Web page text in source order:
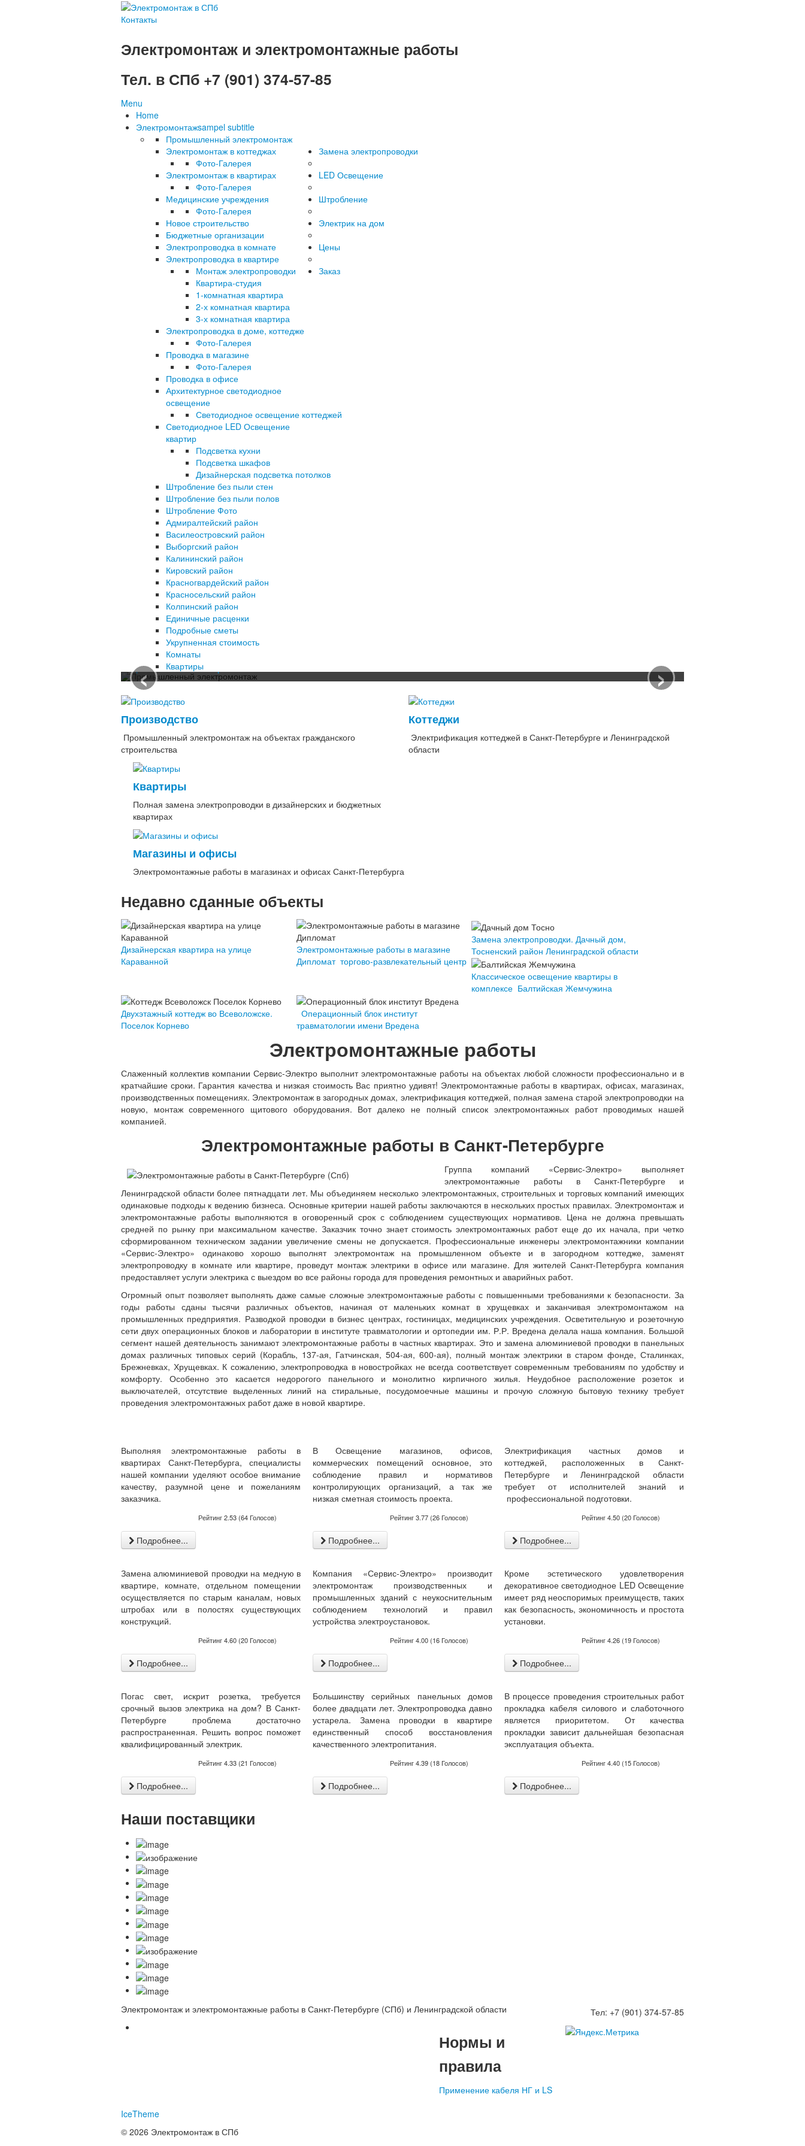
Контакты
Электромонтаж и электромонтажные работы
Тел. в СПб +7 (901) 374-57-85
Menu
Home
Электромонтажsampel subtitle
Промышленный электромонтаж
Электромонтаж в коттеджах
Фото-Галерея
Электромонтаж в квартирах
Фото-Галерея
Медицинские учреждения
Фото-Галерея
Новое строительство
Бюджетные организации
Замена электропроводки
Электропроводка в комнате
Электропроводка в квартире
Монтаж электропроводки
Квартира-студия
1-комнатная квартира
2-х комнатная квартира
3-х комнатная квартира
Электропроводка в доме, коттедже
Фото-Галерея
Проводка в магазине
Фото-Галерея
Проводка в офисе
LED Освещение
Архитектурное светодиодное
освещение
Светодиодное освещение коттеджей
Светодиодное LED Освещение
квартир
Подсветка кухни
Подсветка шкафов
Дизайнерская подсветка потолков
Штробление
Штробление без пыли стен
Штробление без пыли полов
Штробление Фото
Электрик на дом
Адмиралтейский район
Василеостровский район
Выборгский район
Калининский район
Кировский район
Красногвардейский район
Красносельский район
Колпинский район
Цены
Единичные расценки
Подробные сметы
Укрупненная стоимость
Комнаты
Квартиры
Заказ
Промышленный электромонтаж
‹ ›
Производство
Промышленный электромонтаж на объектах гражданского
строительства
Коттеджи
Электрификация коттеджей в Санкт-Петербурге и Ленинградской
области
Квартиры
Полная замена электропроводки в дизайнерских и бюджетных
квартирах
Магазины и офисы
Электромонтажные работы в магазинах и офисах Санкт-Петербурга
Недавно сданные объекты
Дизайнерская квартира на улице
Караванной
Электромонтажные работы в магазине
Дипломат торгово-развлекательный центр
Замена электропроводки. Дачный дом,
Тосненский район Ленинградской области
Классическое освещение квартиры в
комплексе Балтийская Жемчужина
Двухэтажный коттедж во Всеволожске.
Поселок Корнево
Операционный блок институт
травматологии имени Вредена
Электромонтажные работы
Слаженный коллектив компании Сервис-Электро выполнит электромонтажные работы на объектах любой сложности профессионально и в
кратчайшие сроки. Гарантия качества и низкая стоимость Вас приятно удивят! Электромонтажные работы в квартирах, офисах, магазинах,
производственных помещениях. Электромонтаж в загородных домах, электрификация коттеджей, полная замена старой электропроводки на
новую, монтаж современного щитового оборудования. Вот далеко не полный список электромонтажных работ проводимых нашей
компанией.
Электромонтажные работы в Санкт-Петербурге
Группа компаний «Сервис-Электро» выполняет
электромонтажные работы в Санкт-Петербурге и
Ленинградской области более пятнадцати лет. Мы объединяем несколько электромонтажных, строительных и торговых компаний имеющих
одинаковые подходы к ведению бизнеса. Основные критерии нашей работы заключаются в нескольких простых правилах. Электромонтаж и
электромонтажные работы выполняются в оговоренный срок с соблюдением существующих нормативов. Цена не должна превышать
средней по рынку при максимальном качестве. Заказчик точно знает стоимость электромонтажных работ еще до их начала, при четко
сформированном техническом задании увеличение смены не допускается. Профессиональные инженеры электромонтажники компании
«Сервис-Электро» одинаково хорошо выполнят электромонтаж на промышленном объекте и в загородном коттедже, заменят
электропроводку в комнате или квартире, проведут монтаж электрики в офисе или магазине. Для жителей Санкт-Петербурга компания
предоставляет услуги электрика с выездом во все районы города для проведения ремонтных и аварийных работ.
Огромный опыт позволяет выполнять даже самые сложные электромонтажные работы с повышенными требованиями к безопасности. За
годы работы сданы тысячи различных объектов, начиная от маленьких комнат в хрущевках и заканчивая электромонтажом на
промышленных предприятия. Разводкой проводки в бизнес центрах, гостиницах, медицинских учреждения. Осветительную и розеточную
сети двух операционных блоков и лаборатории в институте травматологии и ортопедии им. Р.Р. Вредена делала наша компания. Большой
сегмент нашей деятельность занимают электромонтажные работы в частных квартирах. Это и замена алюминиевой проводки в панельных
домах различных типовых серий (Корабль, 137-ая, Гатчинская, 504-ая, 600-ая), полный монтаж электрики в старом фонде, Сталинках,
Брежневках, Хрущевках. К сожалению, электропроводка в новостройках не всегда соответствует современным требованиям по удобству и
комфорту. Особенно это касается недорогого панельного и монолитно кирпичного жилья. Неудобное расположение розеток и
выключателей, отсутствие выделенных линий на стиральные, посудомоечные машины и прочую сложную бытовую технику требует
проведения электромонтажных работ даже в новой квартире.
Выполняя электромонтажные работы в
квартирах Санкт-Петербурга, специалисты
нашей компании уделяют особое внимание
качеству, разумной цене и пожеланиям
заказчика.
Рейтинг2.53(64 Голосов)
Подробнее...
В Освещение магазинов, офисов,
коммерческих помещений основное, это
соблюдение правил и нормативов
контролирующих организаций, а так же
низкая сметная стоимость проекта.
Рейтинг3.77(26 Голосов)
Подробнее...
Электрификация частных домов и
коттеджей, расположенных в Санкт-
Петербурге и Ленинградской области
требует от исполнителей знаний и
профессиональной подготовки.
Рейтинг4.50(20 Голосов)
Подробнее...
Замена алюминиевой проводки на медную в
квартире, комнате, отдельном помещении
осуществляется по старым каналам, новых
штробах или в полостях существующих
конструкций.
Рейтинг4.60(20 Голосов)
Подробнее...
Компания «Сервис-Электро» производит
электромонтаж производственных и
промышленных зданий с неукоснительным
соблюдением технологий и правил
устройства электроустановок.
Рейтинг4.00(16 Голосов)
Подробнее...
Кроме эстетического удовлетворения
декоративное светодиодное LED Освещение
имеет ряд неоспоримых преимуществ, таких
как безопасность, экономичность и простота
установки.
Рейтинг4.26(19 Голосов)
Подробнее...
Погас свет, искрит розетка, требуется
срочный вызов электрика на дом? В Санкт-
Петербурге проблема достаточно
распространенная. Решить вопрос поможет
квалифицированный электрик.
Рейтинг4.33(21 Голосов)
Подробнее...
Большинству серийных панельных домов
более двадцати лет. Электропроводка давно
устарела. Замена проводки в квартире
единственный способ восстановления
качественного электропитания.
Рейтинг4.39(18 Голосов)
Подробнее...
В процессе проведения строительных работ
прокладка кабеля силового и слаботочного
является приоритетом. От качества
прокладки зависит дальнейшая безопасная
эксплуатация объекта.
Рейтинг4.40(15 Голосов)
Подробнее...
Наши поставщики
Электромонтаж и электромонтажные работы в Санкт-Петербурге (СПб) и Ленинградской области Тел: +7 (901) 374-57-85
Нормы и
правила
Применение кабеля НГ и LS
IceTheme
© 2026 Электромонтаж в СПб